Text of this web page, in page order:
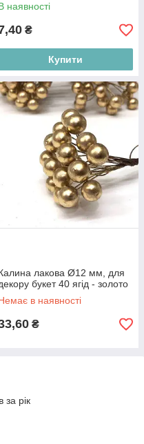
наявності
₴
Купити
лакова Ø12 мм, для
букет 40 ягід - золото
в наявності
₴
за рік